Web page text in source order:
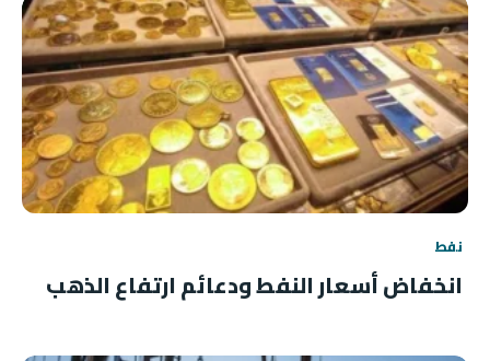
نفط
انخفاض أسعار النفط ودعائم ارتفاع الذهب